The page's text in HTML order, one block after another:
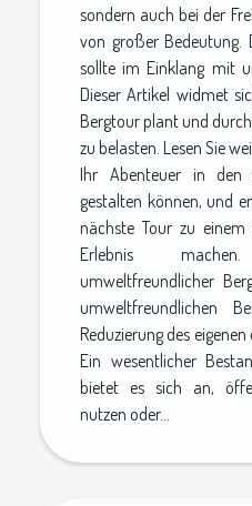
sondern auch bei der
von großer Bedeutung.
sollte im Einklang mit
Dieser Artikel widmet
Bergtour plant und
zu belasten. Lesen Sie
Ihr Abenteuer in den
gestalten können, und
nächste Tour zu einem
Erlebnis
umweltfreundlicher
umweltfreundlichen
Reduzierung des
Ein wesentlicher
bietet es sich an,
nutzen oder...